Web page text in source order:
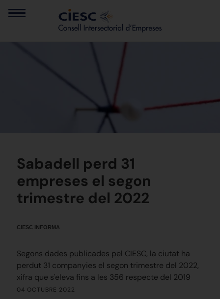
Sabadell perd 31
empreses el segon
trimestre del 2022
CIESC INFORMA
Segons dades publicades pel CIESC, la ciutat ha
perdut 31 companyies el segon trimestre del 2022,
xifra que s'eleva fins a les 356 respecte del 2019
04 OCTUBRE 2022